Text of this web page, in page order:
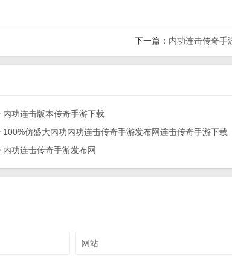
下一篇： 内功连击传奇手
内功连击版本传奇手游下载
100%仿盛大内功内功连击传奇手游发布网连击传奇手游下载
内功连击传奇手游发布网